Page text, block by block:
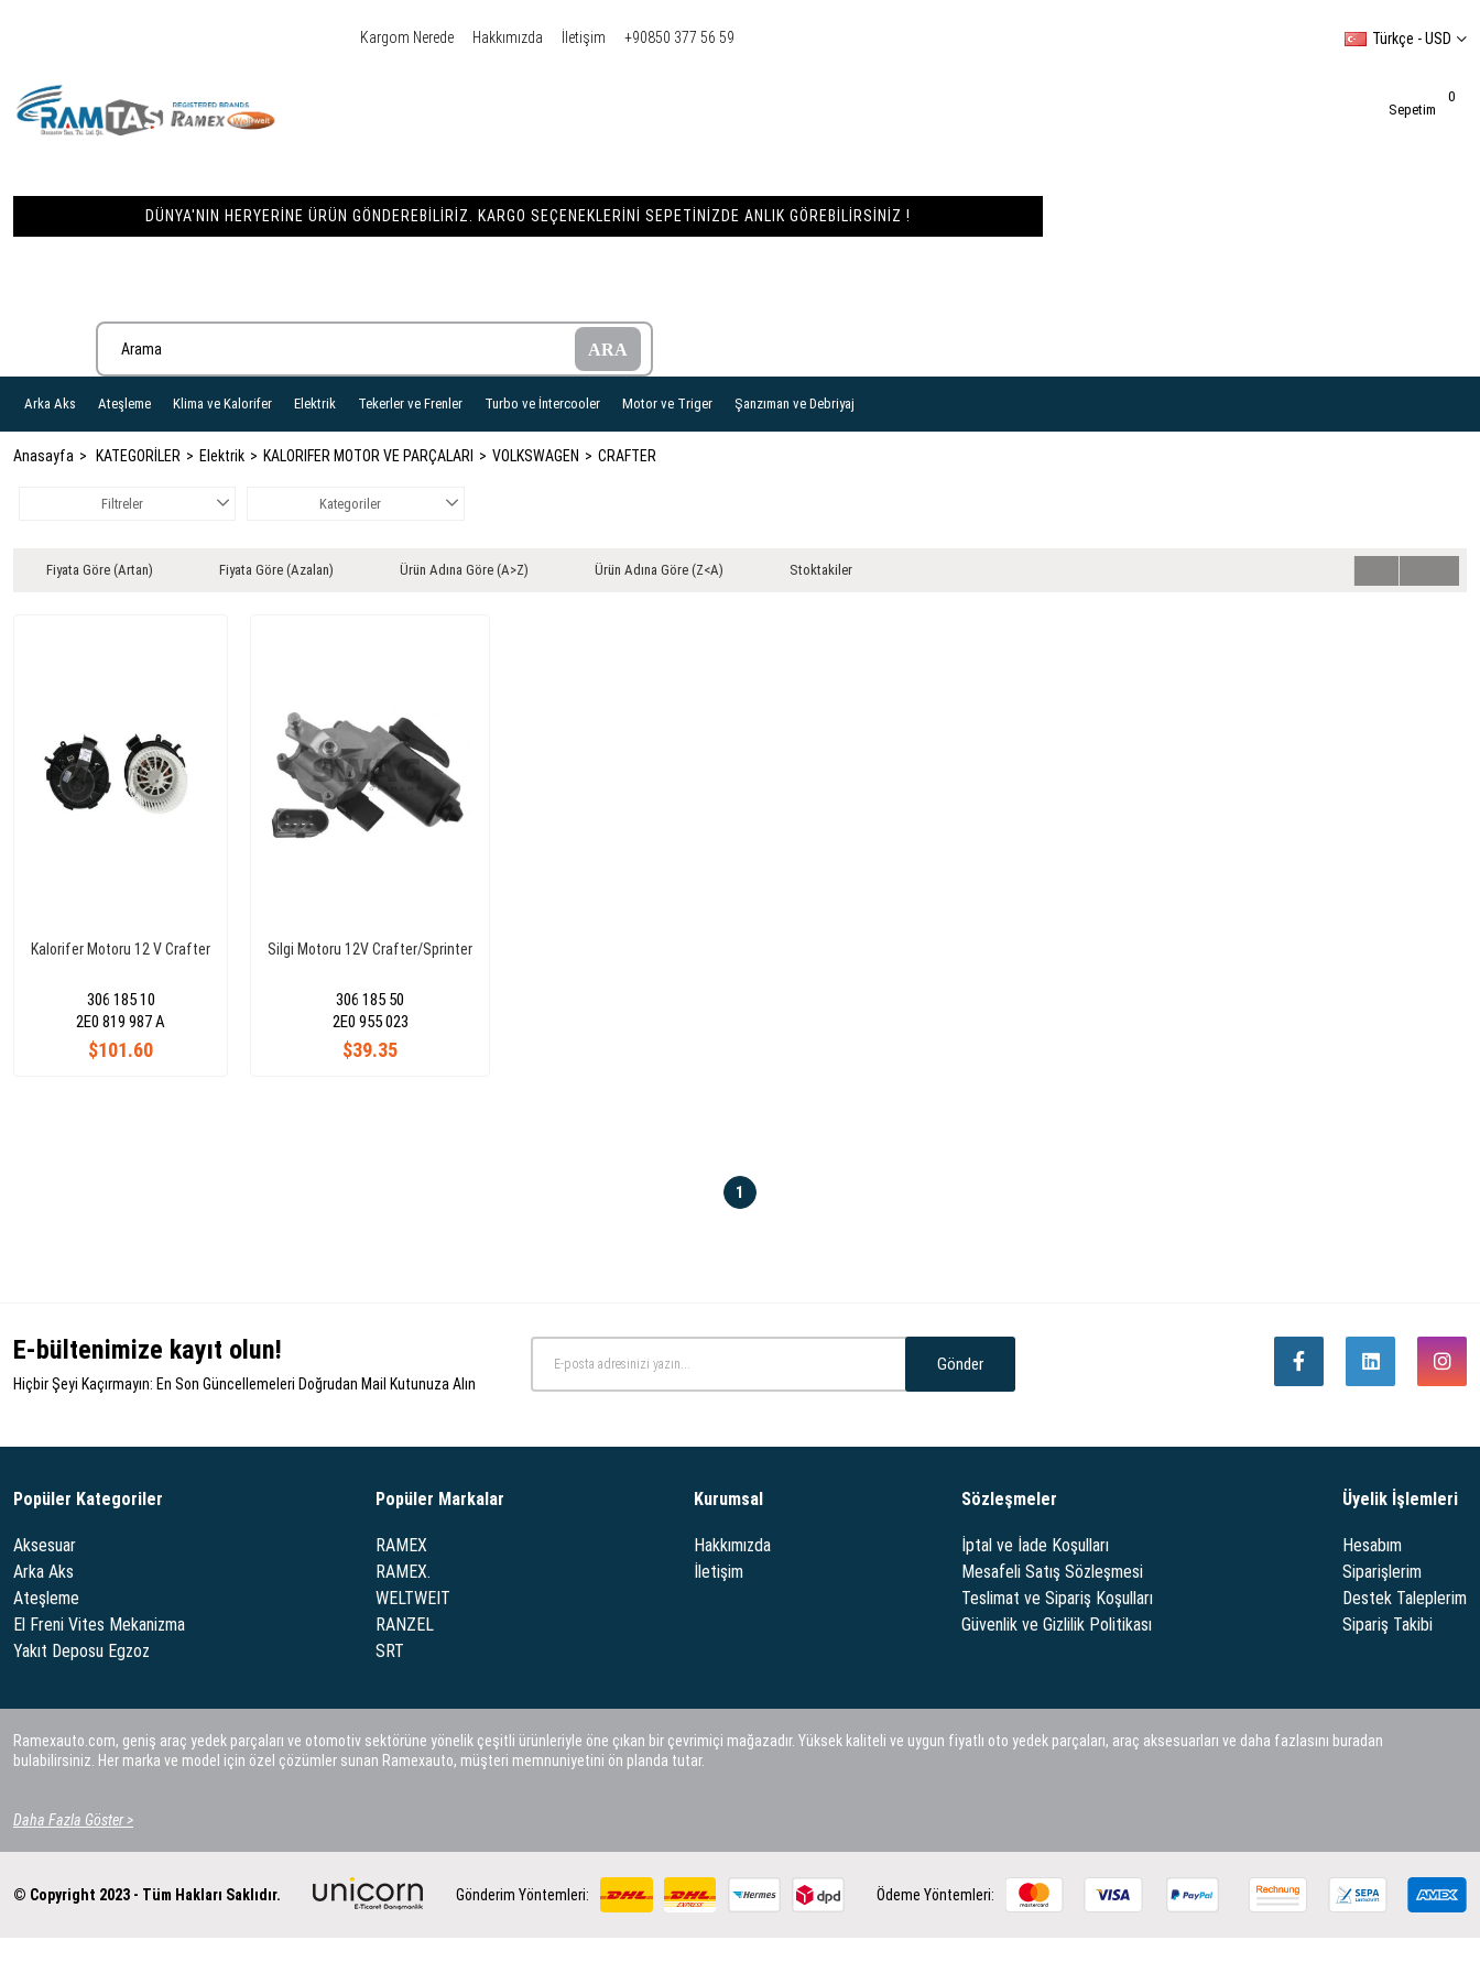
Kargom Nerede Hakkımızda İletişim +90850 377 56 59
DÜNYA'NIN HERYERINE ÜRÜN GÖNDEREBILIRIZ. KARGO SEÇENEKLERINI SEPETINIZDE ANLIK GÖREBILIRSINIZ !
Türkçe - USD
Sepetim
0
Arka Aks Ateşleme Klima ve Kalorifer Elektrik Tekerler ve Frenler Turbo ve İntercooler Motor ve Triger Şanzıman ve Debriyaj
Anasayfa KATEGORİLER Elektrik KALORIFER MOTOR VE PARÇALARI VOLKSWAGEN CRAFTER
Filtreler Kategoriler
Fiyata Göre (Artan) Fiyata Göre (Azalan) Ürün Adına Göre (A>Z) Ürün Adına Göre (Z<A) Stoktakiler
Kalorifer Motoru 12 V Crafter
306 185 10
$101.60
2E0 819 987 A
Silgi Motoru 12V Crafter/Sprinter
306 185 50
$39.35
2E0 955 023
1
E-bültenimize kayıt olun!
Hiçbir Şeyi Kaçırmayın: En Son Güncellemeleri Doğrudan Mail Kutunuza Alın
Gönder
Popüler Kategoriler
Aksesuar
Arka Aks
Ateşleme
El Freni Vites Mekanizma
Yakıt Deposu Egzoz
Popüler Markalar
RAMEX
RAMEX.
WELTWEIT
RANZEL
SRT
Kurumsal
Hakkımızda
İletişim
Sözleşmeler
İptal ve İade Koşulları
Mesafeli Satış Sözleşmesi
Teslimat ve Sipariş Koşulları
Güvenlik ve Gizlilik Politikası
Üyelik İşlemleri
Hesabım
Siparişlerim
Destek Taleplerim
Sipariş Takibi
Ramexauto.com, geniş araç yedek parçaları ve otomotiv sektörüne yönelik çeşitli ürünleriyle öne çıkan bir çevrimiçi mağazadır. Yüksek kaliteli ve uygun fiyatlı oto yedek parçaları, araç aksesuarları ve daha fazlasını buradan
bulabilirsiniz. Her marka ve model için özel çözümler sunan Ramexauto, müşteri memnuniyetini ön planda tutar.
Daha Fazla Göster >
© Copyright 2023 - Tüm Hakları Saklıdır. Gönderim Yöntemleri: Ödeme Yöntemleri: